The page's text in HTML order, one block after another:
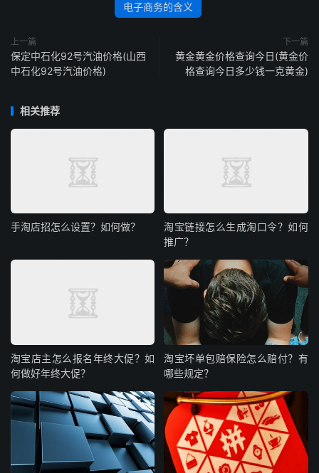
电子商务的含义
上一篇
保定中石化92号汽油价格(山西
中石化92号汽油价格)
下一篇
黄金黄金价格查询今日(黄金价
格查询今日多少钱一克黄金)
相关推荐
手淘店招怎么设置？如何做？
淘宝链接怎么生成淘口令？如何
推广？
淘宝店主怎么报名年终大促？如
何做好年终大促？
淘宝坏单包赔保险怎么赔付？有
哪些规定？